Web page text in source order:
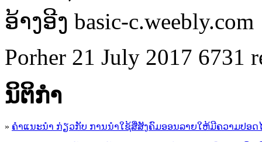
ອ້າງອີງ basic-c.weebly.com
Porher 21 July 2017 6731
ນິ​ຕິ​ກໍາ
» ຄໍາແນະນໍາ ກ່ຽວກັບ ການນໍາໃຊ້ສື່ສັງຄົມອອນລາຍໃຫ້ມີຄວາມປອດ